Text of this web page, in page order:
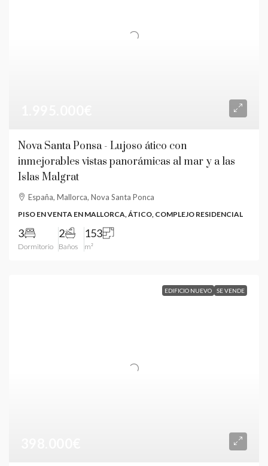
Nova Santa Ponsa - Lujoso ático con
inmejorables vistas panorámicas al mar y a las
Islas Malgrat
España, Mallorca, Nova Santa Ponca
PISO EN VENTA EN MALLORCA, ÁTICO, COMPLEJO RESIDENCIAL
3
Dormitorio
2
Baños
153
m²
EDIFICIO NUEVO SE VENDE